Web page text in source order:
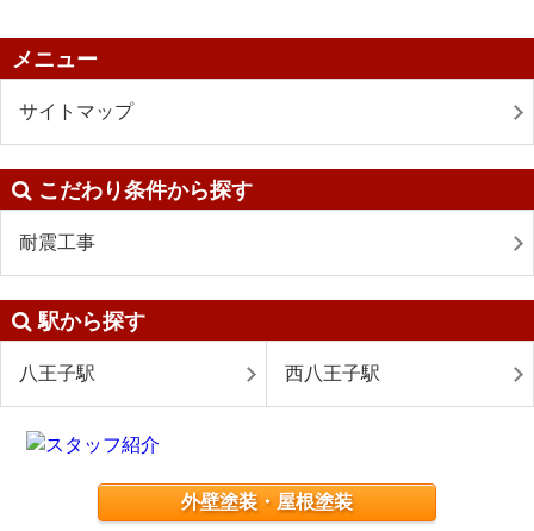
メニュー
サイトマップ
こだわり条件から探す
耐震工事
駅から探す
八王子駅 西八王子駅
外壁塗装・屋根塗装